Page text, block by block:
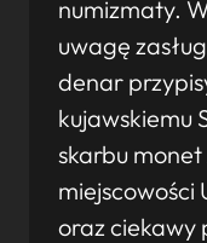
numizmaty.
uwagę
denar
kujawskiemu
skarbu
miejscowości
oraz ciekawy